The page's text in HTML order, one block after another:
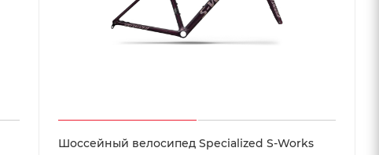
Шоссейный велосипед Specialized S-Works